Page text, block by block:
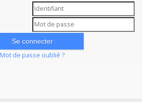
Mot de passe oublié ?